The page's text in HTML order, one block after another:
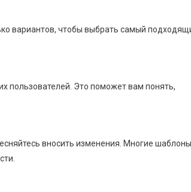
вариантов, чтобы выбрать самый
пользователей. Это поможет вам понять,
вносить изменения. Многие шаблоны